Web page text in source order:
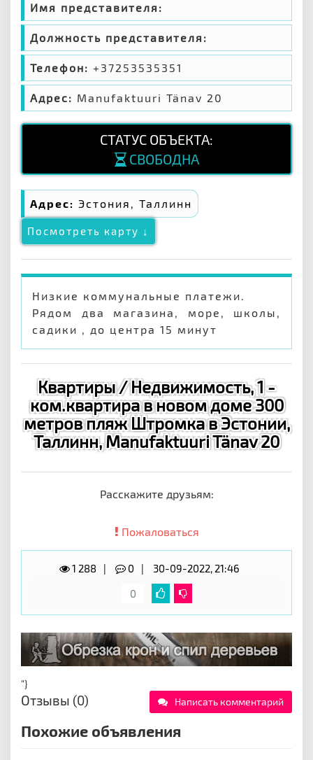
Имя представителя:
Должность представителя:
Телефон: +37253535351
Адрес: Manufaktuuri Tänav 20
СТАТУС ОБЪЕКТА:
СВОБОДНА
Адрес: Эстония, Таллинн
Посмотреть карту ↓
Низкие коммунальные платежи.
Рядом два магазина, море, школы,
садики , до центра 15 минут
Квартиры / Недвижимость, 1 -
ком.квартира в новом доме 300
метров пляж Штромка в Эстонии,
Таллинн, Manufaktuuri Tänav 20
Расскажите друзьям:
Пожаловаться
1 288 0
30-09-2022, 21:46
0
"}
Отзывы (0) Написать комментарий
Похожие объявления